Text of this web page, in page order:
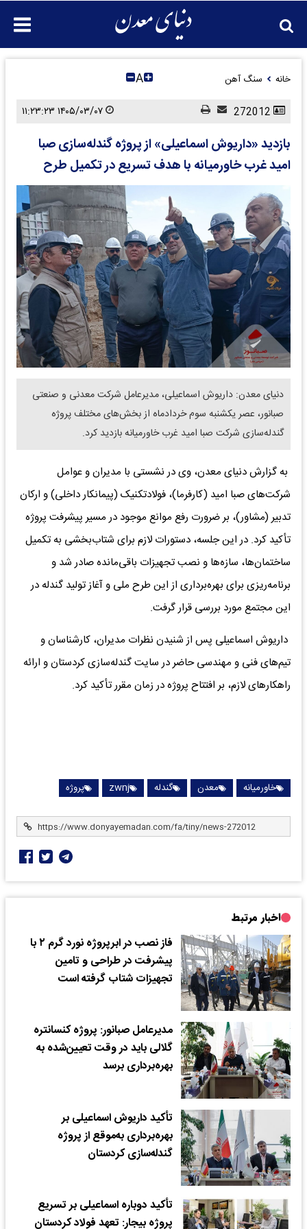
خانه سنگ آهن A
بازدید «داریوش اسماعیلی» از پروژه گندله‌سازی صبا
امید غرب خاورمیانه با هدف تسریع در تکمیل طرح
دنیای معدن: داریوش اسماعیلی، مدیرعامل شرکت معدنی و صنعتی
صبانور، عصر یکشنبه سوم خردادماه از بخش‌های مختلف پروژه
گندله‌سازی شرکت صبا امید غرب خاورمیانه بازدید کرد.
به گزارش دنیای معدن، وی در نشستی با مدیران و عوامل
شرکت‌های صبا امید (کارفرما)، فولادتکنیک (پیمانکار داخلی) و ارکان
تدبیر (مشاور)، بر ضرورت رفع موانع موجود در مسیر پیشرفت پروژه
تأکید کرد. در این جلسه، دستورات لازم برای شتاب‌بخشی به تکمیل
ساختمان‌ها، سازه‌ها و نصب تجهیزات باقی‌مانده صادر شد و
برنامه‌ریزی برای بهره‌برداری از این طرح ملی و آغاز تولید گندله در
این مجتمع مورد بررسی قرار گرفت.
داریوش اسماعیلی پس از شنیدن نظرات مدیران، کارشناسان و
تیم‌های فنی و مهندسی حاضر در سایت گندله‌سازی کردستان و ارائه
راهکارهای لازم، بر افتتاح پروژه در زمان مقرر تأکید کرد.
خاورمیانه معدن گندله zwnj پروژه
اخبار مرتبط
فاز نصب در ابرپروژه نورد گرم ۲ با
پیشرفت در طراحی و تامین
تجهیزات شتاب گرفته است
مدیرعامل صبانور: پروژه کنسانتره
گلالی باید در وقت تعیین‌شده به
بهره‌برداری برسد​
تأکید داریوش اسماعیلی بر
بهره‌برداری به‌موقع از پروژه
گندله‌سازی کردستان
تأکید دوباره اسماعیلی بر تسریع
پروژه بیجار: تعهد فولاد کردستان